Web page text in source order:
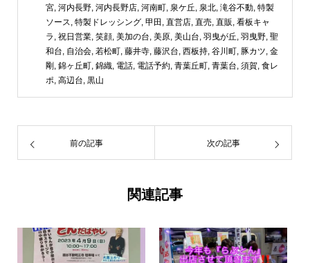
宮, 河内長野, 河内長野店, 河南町, 泉ケ丘, 泉北, 滝谷不動, 特製
ソース, 特製ドレッシング, 甲田 , 直営店, 直売, 直販 , 看板キャ
ラ , 祝日営業, 笑顔, 美加の台, 美原, 美山台, 羽曳が丘, 羽曳野, 聖
和台, 自治会, 若松町, 藤井寺, 藤沢台, 西板持, 谷川町, 豚カツ, 金
剛 , 錦ヶ丘町, 錦織, 電話, 電話予約, 青葉丘町, 青葉台, 須賀, 食レ
ポ, 高辺台, 黒山
前の記事 次の記事
関連記事